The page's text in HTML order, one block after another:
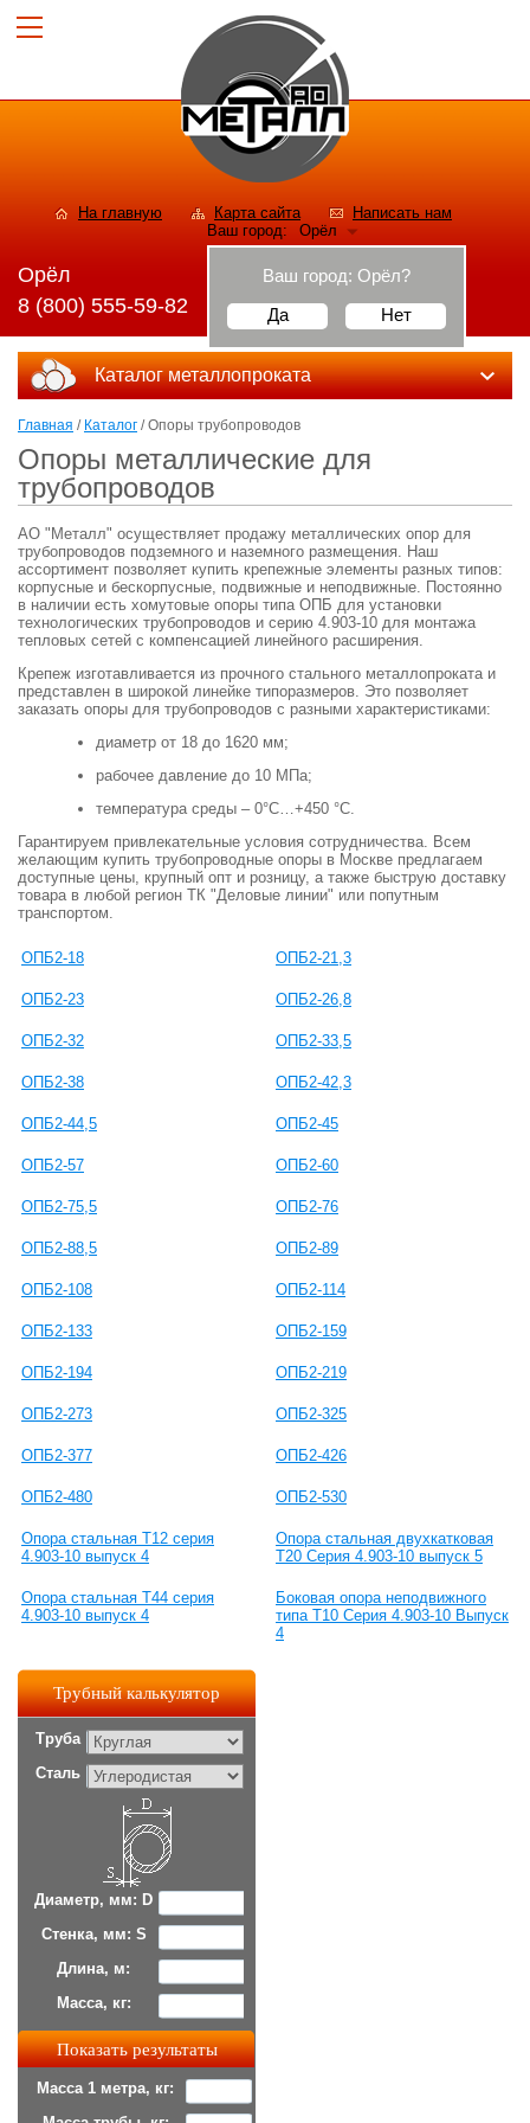
На главную Карта сайта
Написать нам
Ваш город:
Орёл
Ваш город: Орёл?
Да
Нет
Орёл
8 (800) 555-59-82
Каталог металлопроката
Главная / Каталог / Опоры трубопроводов
Опоры металлические для
трубопроводов
АО "Металл" осуществляет продажу металлических опор для
трубопроводов подземного и наземного размещения. Наш
ассортимент позволяет купить крепежные элементы разных типов:
корпусные и бескорпусные, подвижные и неподвижные. Постоянно
в наличии есть хомутовые опоры типа ОПБ для установки
технологических трубопроводов и серию 4.903-10 для монтажа
тепловых сетей с компенсацией линейного расширения.
Крепеж изготавливается из прочного стального металлопроката и
представлен в широкой линейке типоразмеров. Это позволяет
заказать опоры для трубопроводов с разными характеристиками:
диаметр от 18 до 1620 мм;
рабочее давление до 10 МПа;
температура среды – 0°C…+450 °C.
Гарантируем привлекательные условия сотрудничества. Всем
желающим купить трубопроводные опоры в Москве предлагаем
доступные цены, крупный опт и розницу, а также быструю доставку
товара в любой регион ТК "Деловые линии" или попутным
транспортом.
ОПБ2-18 ОПБ2-21,3
ОПБ2-23 ОПБ2-26,8
ОПБ2-32 ОПБ2-33,5
ОПБ2-38 ОПБ2-42,3
ОПБ2-44,5 ОПБ2-45
ОПБ2-57 ОПБ2-60
ОПБ2-75,5 ОПБ2-76
ОПБ2-88,5 ОПБ2-89
ОПБ2-108 ОПБ2-114
ОПБ2-133 ОПБ2-159
ОПБ2-194 ОПБ2-219
ОПБ2-273 ОПБ2-325
ОПБ2-377 ОПБ2-426
ОПБ2-480 ОПБ2-530
Опора стальная Т12 серия
4.903-10 выпуск 4
Опора стальная двухкатковая
Т20 Серия 4.903-10 выпуск 5
Опора стальная Т44 серия
4.903-10 выпуск 4
Боковая опора неподвижного
типа Т10 Серия 4.903-10 Выпуск
4
Трубный калькулятор
Труба
Сталь
Диаметр, мм: D
Стенка, мм: S
Длина, м:
Масса, кг:
Масса 1 метра, кг: